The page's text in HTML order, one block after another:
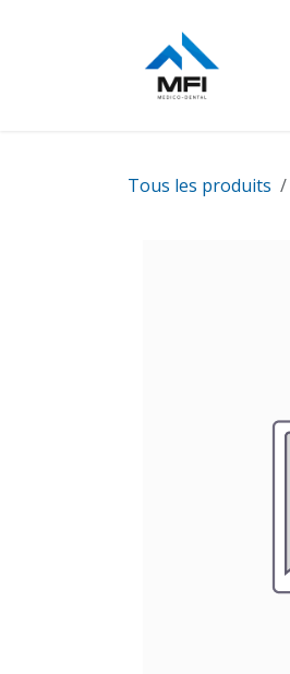
Tous les produits